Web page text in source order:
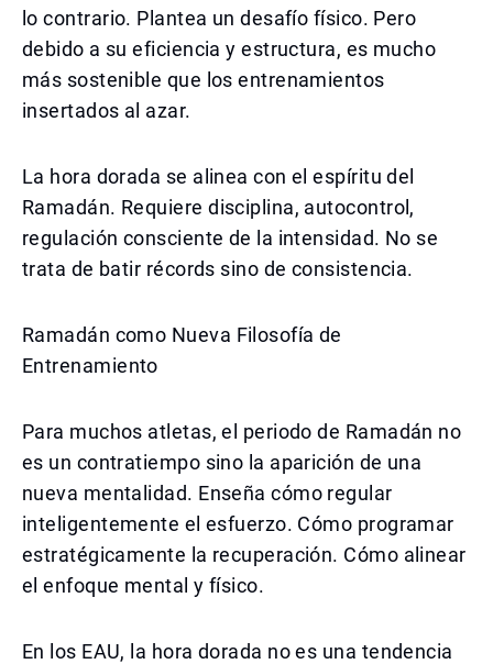
lo contrario. Plantea un desafío físico. Pero
debido a su eficiencia y estructura, es mucho
más sostenible que los entrenamientos
insertados al azar.
La hora dorada se alinea con el espíritu del
Ramadán. Requiere disciplina, autocontrol,
regulación consciente de la intensidad. No se
trata de batir récords sino de consistencia.
Ramadán como Nueva Filosofía de
Entrenamiento
Para muchos atletas, el periodo de Ramadán no
es un contratiempo sino la aparición de una
nueva mentalidad. Enseña cómo regular
inteligentemente el esfuerzo. Cómo programar
estratégicamente la recuperación. Cómo alinear
el enfoque mental y físico.
En los EAU, la hora dorada no es una tendencia